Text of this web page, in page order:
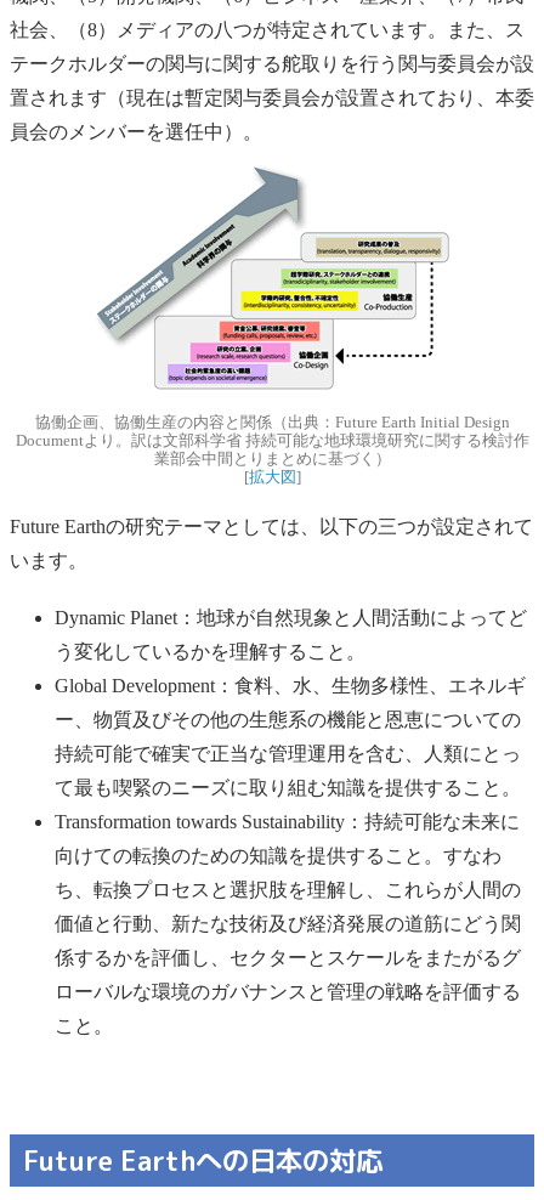
社会、（8）メディアの八つが特定されています。また、ス
テークホルダーの関与に関する舵取りを行う関与委員会が設
置されます（現在は暫定関与委員会が設置されており、本委
員会のメンバーを選任中）。
協働企画、協働生産の内容と関係（出典：Future Earth Initial Design
Documentより。訳は文部科学省 持続可能な地球環境研究に関する検討作
業部会中間とりまとめに基づく）
[拡大図]
Future Earthの研究テーマとしては、以下の三つが設定されて
います。
Dynamic Planet：地球が自然現象と人間活動によってど
う変化しているかを理解すること。
Global Development：食料、水、生物多様性、エネルギ
ー、物質及びその他の生態系の機能と恩恵についての
持続可能で確実で正当な管理運用を含む、人類にとっ
て最も喫緊のニーズに取り組む知識を提供すること。
Transformation towards Sustainability：持続可能な未来に
向けての転換のための知識を提供すること。すなわ
ち、転換プロセスと選択肢を理解し、これらが人間の
価値と行動、新たな技術及び経済発展の道筋にどう関
係するかを評価し、セクターとスケールをまたがるグ
ローバルな環境のガバナンスと管理の戦略を評価する
こと。
Future Earthへの日本の対応